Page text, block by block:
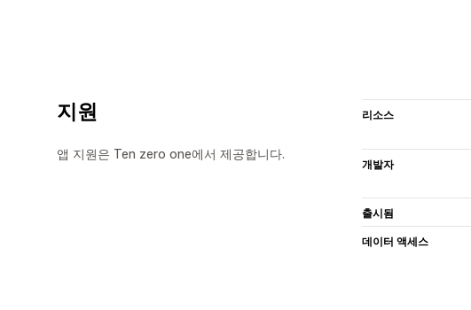
지원
앱 지원은 Ten zero one에서 제공합니다.
리소스
개발자
출시됨
데이터 액세스